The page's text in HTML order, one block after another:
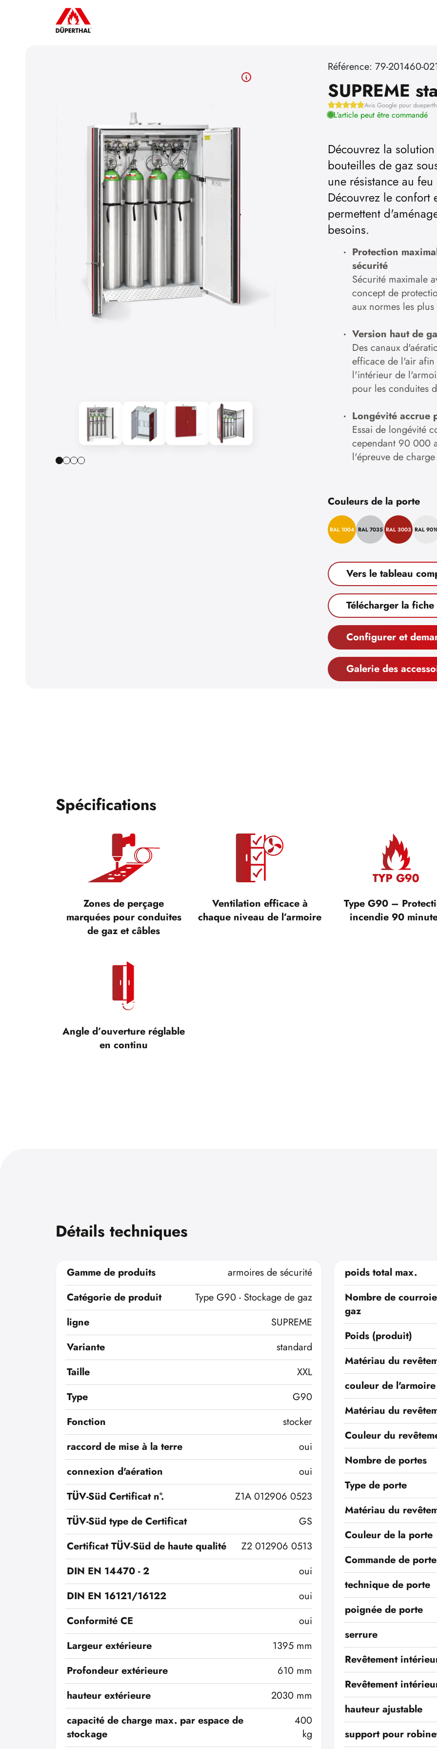
Référence: 79-201460-
SUPREME
Avis Google pour
L'article peut être commandé
Découvrez la
bouteilles de gaz
une résistance au
Découvrez le
permettent
besoins.
Protection
sécurité
Sécurité maximale
concept de
aux normes les
Version haut de
Des canaux
efficace de l'air
l'intérieur de
pour les conduites
Longévité accrue
Essai de longévité
cependant 90 000
l'épreuve de
Couleurs de la porte
RAL 1004 RAL 7035 RAL 3003 RAL
Vers le tableau
Télécharger la
Configurer et
Galerie des
Spécifications
Zones de perçage
marquées pour conduites
de gaz et câbles
Ventilation efficace à
chaque niveau de l’armoire
Type G90 –
incendie 90
Angle d’ouverture réglable
en continu
Détails techniques
Gamme de produits
armoires de sécurité
Catégorie de produit
Type G90 - Stockage de gaz
ligne
SUPREME
Variante
standard
Taille
XXL
Type
G90
Fonction
stocker
raccord de mise à la terre
oui
connexion d'aération
oui
TÜV-Süd Certificat n°.
Z1A 012906 0523
TÜV-Süd type de Certificat
GS
Certificat TÜV-Süd de haute qualité
Z2 012906 0513
DIN EN 14470 - 2
oui
DIN EN 16121/16122
oui
Conformité CE
oui
Largeur extérieure
1395 mm
Profondeur extérieure
610 mm
hauteur extérieure
2030 mm
capacité de charge max. par espace de
stockage
400
kg
poids total max.
Nombre de
gaz
Poids (produit)
Matériau du
couleur de l'armoire
Matériau du
Couleur du
Nombre de portes
Type de porte
Matériau du
Couleur de la porte
Commande de porte
technique de porte
poignée de porte
serrure
Revêtement
Revêtement
hauteur ajustable
support pour